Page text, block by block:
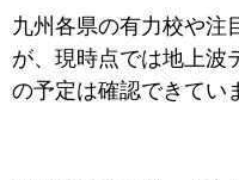
九州各県の有力校や注
が、現時点では地上波
の予定は確認できてい